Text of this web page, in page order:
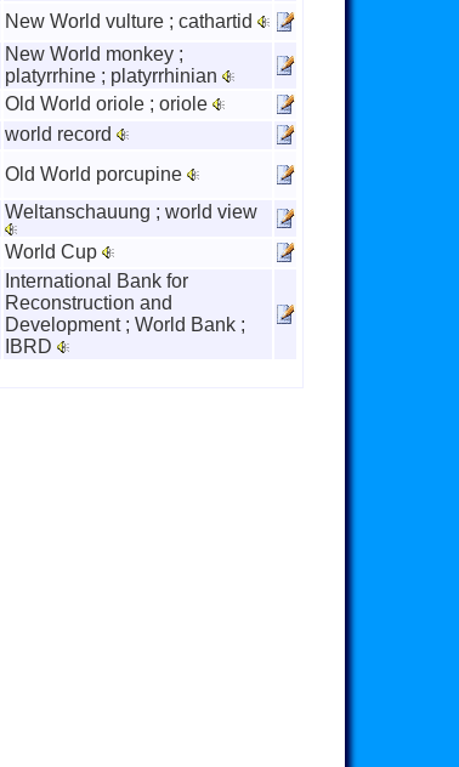
New World vulture ; cathartid
New World monkey ;
platyrrhine ; platyrrhinian
Old World oriole ; oriole
world record
Old World porcupine
Weltanschauung ; world view
World Cup
International Bank for
Reconstruction and
Development ; World Bank ;
IBRD